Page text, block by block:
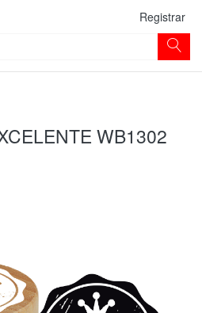
Registrar
WB1302